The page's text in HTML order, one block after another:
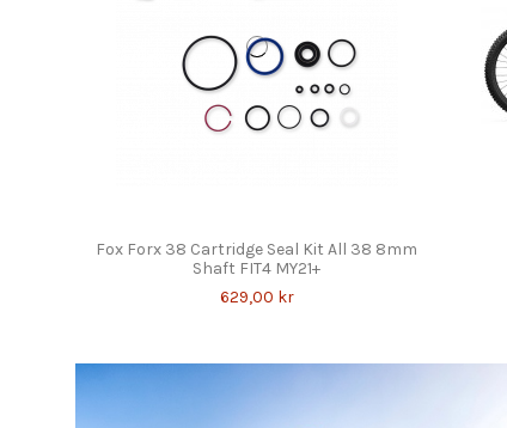
Fox Forx 38 Cartridge Seal Kit All 38 8mm
Shaft FIT4 MY21+
629,00 kr